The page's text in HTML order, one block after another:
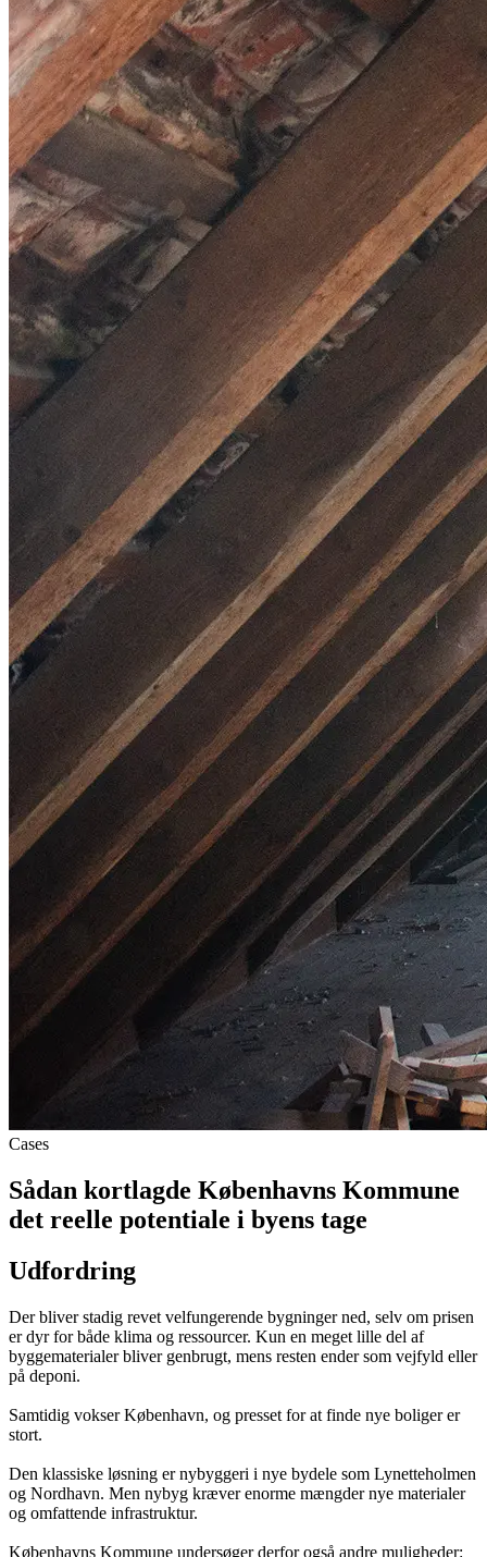
Cases
Sådan kortlagde Københavns Kommune
det reelle potentiale i byens tage
Udfordring
Der bliver stadig revet velfungerende bygninger ned, selv om prisen
er dyr for både klima og ressourcer. Kun en meget lille del af
byggematerialer bliver genbrugt, mens resten ender som vejfyld eller
på deponi.
Samtidig vokser København, og presset for at finde nye boliger er
stort.
Den klassiske løsning er nybyggeri i nye bydele som Lynetteholmen
og Nordhavn. Men nybyg kræver enorme mængder nye materialer
og omfattende infrastruktur.
Københavns Kommune undersøger derfor også andre muligheder: